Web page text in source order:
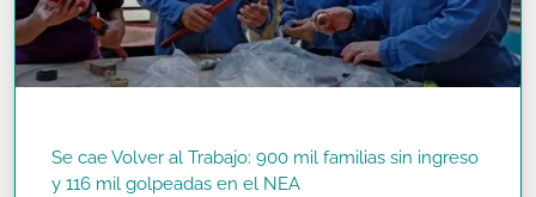
Se cae Volver al Trabajo: 900 mil familias sin ingreso
y 116 mil golpeadas en el NEA